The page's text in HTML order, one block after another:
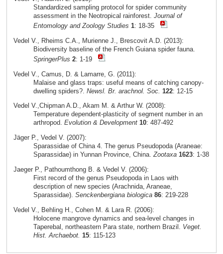
Standardized sampling protocol for spider community
assessment in the Neotropical rainforest. Journal of
Entomology and Zoology Studies 1: 18-35
Vedel V., Rheims C.A., Murienne J., Brescovit A.D. (2013):
Biodiversity baseline of the French Guiana spider fauna.
SpringerPlus 2: 1-19
Vedel V., Camus, D. & Lamarre, G. (2011):
Malaise and glass traps: useful means of catching canopy-
dwelling spiders?. Newsl. Br. arachnol. Soc. 122: 12-15
Vedel V.,Chipman A.D., Akam M. & Arthur W. (2008):
Temperature dependent-plasticity of segment number in an
arthropod. Evolution & Development 10: 487-492
Jäger P., Vedel V. (2007):
Sparassidae of China 4. The genus Pseudopoda (Araneae:
Sparassidae) in Yunnan Province, China.Zootaxa 1623: 1-38
Jaeger P., Pathoumthong B. & Vedel V. (2006):
First record of the genus Pseudopoda in Laos with
description of new species (Arachnida, Araneae,
Sparassidae). Senckenbergiana biologica 86: 219-228
Vedel V., Behling H., Cohen M. & Lara R. (2006):
Holocene mangrove dynamics and sea-level changes in
Taperebal, northeastern Para state, northern Brazil. Veget.
Hist. Archaebot. 15: 115-123